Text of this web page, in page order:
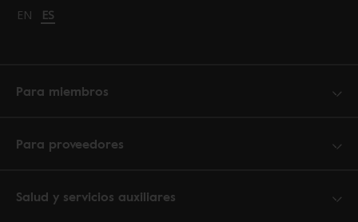
Change language to English
EN Cambiar idioma a español
ES
Para miembros
Para proveedores
Salud y servicios auxiliares